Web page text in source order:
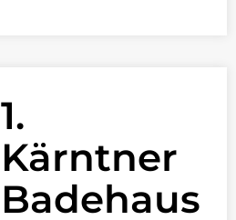
1.
Kärntner
Badehaus